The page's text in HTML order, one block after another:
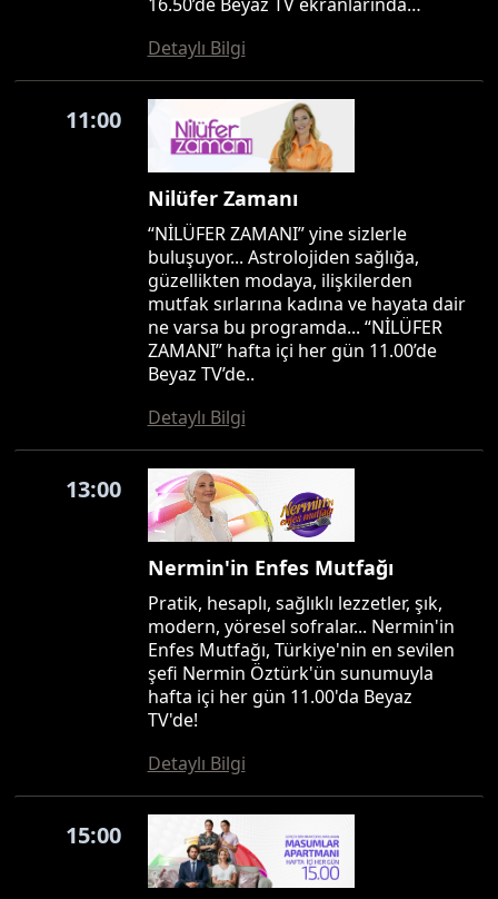
Detaylı Bilgi
11:00
Nilüfer Zamanı
“NİLÜFER ZAMANI” yine sizlerle
buluşuyor... Astrolojiden sağlığa,
güzellikten modaya, ilişkilerden
mutfak sırlarına kadına ve hayata dair
ne varsa bu programda... “NİLÜFER
ZAMANI” hafta içi her gün 11.00’de
Beyaz TV’de..
Detaylı Bilgi
13:00
Nermin'in Enfes Mutfağı
Pratik, hesaplı, sağlıklı lezzetler, şık,
modern, yöresel sofralar... Nermin'in
Enfes Mutfağı, Türkiye'nin en sevilen
şefi Nermin Öztürk'ün sunumuyla
hafta içi her gün 11.00'da Beyaz
TV'de!
Detaylı Bilgi
15:00